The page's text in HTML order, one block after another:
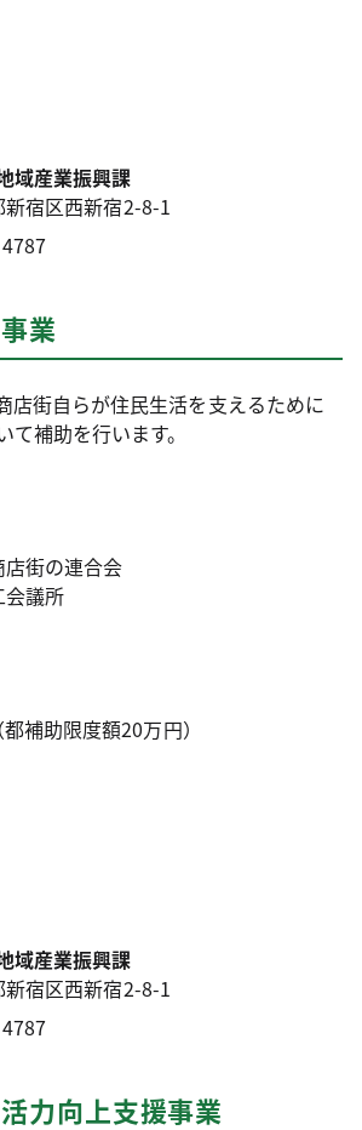
域産業振興課
宿区西新宿2-8-1
業
店街自らが住民生活を支えるために
補助を行います。
店街の連合会
会議所
補助限度額20万円）
域産業振興課
宿区西新宿2-8-1
力向上支援事業